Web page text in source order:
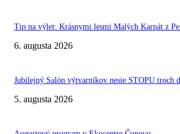
Tip na výlet: Krásnymi lesmi Malých Karpát z
6. augusta 2026
Jubilejný Salón výtvarníkov nesie STOPU troch
5. augusta 2026